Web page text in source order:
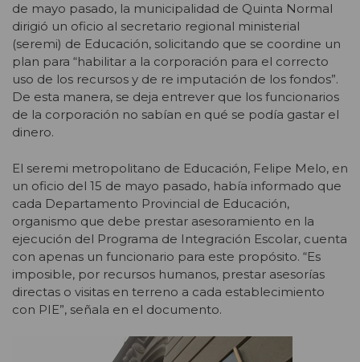
de mayo pasado, la municipalidad de Quinta Normal
dirigió un oficio al secretario regional ministerial
(seremi) de Educación, solicitando que se coordine un
plan para “habilitar a la corporación para el correcto
uso de los recursos y de re imputación de los fondos”.
De esta manera, se deja entrever que los funcionarios
de la corporación no sabían en qué se podía gastar el
dinero.
El seremi metropolitano de Educación, Felipe Melo, en
un oficio del 15 de mayo pasado, había informado que
cada Departamento Provincial de Educación,
organismo que debe prestar asesoramiento en la
ejecución del Programa de Integración Escolar, cuenta
con apenas un funcionario para este propósito. “Es
imposible, por recursos humanos, prestar asesorías
directas o visitas en terreno a cada establecimiento
con PIE”, señala en el documento.